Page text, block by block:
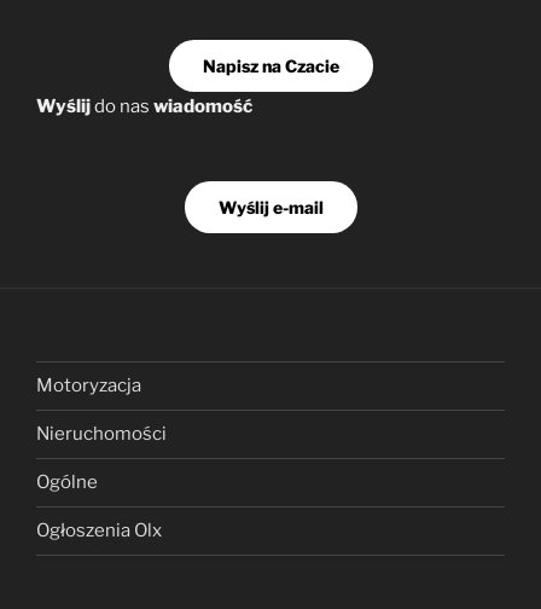
Napisz na Czacie
Wyślijdo nas wiadomość
Wyślij e-mail
Motoryzacja
Nieruchomości
Ogólne
Ogłoszenia Olx